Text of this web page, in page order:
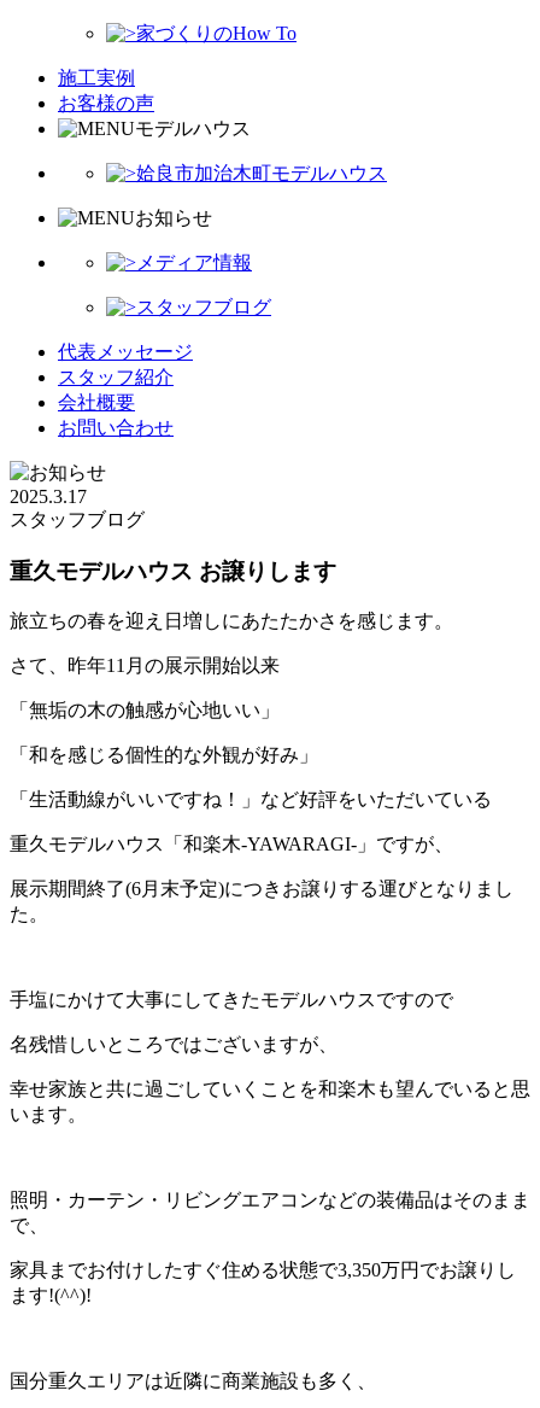
家づくりのHow To
施工実例
お客様の声
モデルハウス
姶良市加治木町モデルハウス
お知らせ
メディア情報
スタッフブログ
代表メッセージ
スタッフ紹介
会社概要
お問い合わせ
2025.3.17
スタッフブログ
重久モデルハウス お譲りします
旅立ちの春を迎え日増しにあたたかさを感じます。
さて、昨年11月の展示開始以来
「無垢の木の触感が心地いい」
「和を感じる個性的な外観が好み」
「生活動線がいいですね！」など好評をいただいている
重久モデルハウス「和楽木-YAWARAGI-」ですが、
展示期間終了(6月末予定)につきお譲りする運びとなりまし
た。
手塩にかけて大事にしてきたモデルハウスですので
名残惜しいところではございますが、
幸せ家族と共に過ごしていくことを和楽木も望んでいると思
います。
照明・カーテン・リビングエアコンなどの装備品はそのまま
で、
家具までお付けしたすぐ住める状態で3,350万円でお譲りし
ます!(^^)!
国分重久エリアは近隣に商業施設も多く、